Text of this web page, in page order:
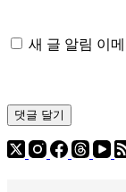
새 글 알림 이메
댓글 달기